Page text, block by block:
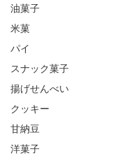
油菓子
米菓
パイ
スナック菓子
揚げせんべい
クッキー
甘納豆
洋菓子